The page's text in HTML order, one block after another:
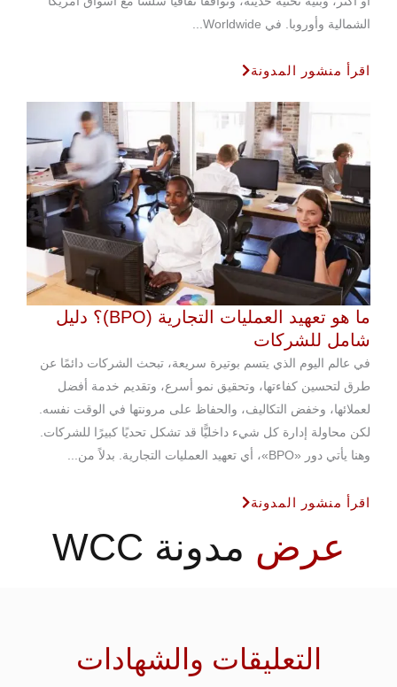
الشمالية وأوروبا. في Worldwide...
اقرأ منشور المدونة
ما هو تعهيد العمليات التجارية (BPO)؟ دليل
شامل للشركات
في عالم اليوم الذي يتسم بوتيرة سريعة، تبحث الشركات دائمًا عن
طرق لتحسين كفاءتها، وتحقيق نمو أسرع، وتقديم خدمة أفضل
لعملائها، وخفض التكاليف، والحفاظ على مرونتها في الوقت نفسه.
لكن محاولة إدارة كل شيء داخليًّا قد تشكل تحديًا كبيرًا للشركات.
وهنا يأتي دور «BPO»، أي تعهيد العمليات التجارية. بدلاً من...
اقرأ منشور المدونة
عرض مدونة WCC
التعليقات والشهادات